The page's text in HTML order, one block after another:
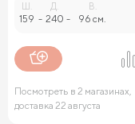
159 -
Д.
240 -
В.
96 см.
Посмотреть в 2 магазинах,
доставка 22 августа